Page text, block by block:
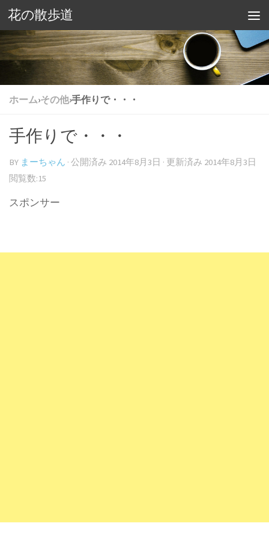
花の散歩道
ホーム›その他›手作りで・・・
手作りで・・・
BY まーちゃん · 公開済み 2014年8月3日 · 更新済み 2014年8月3日
閲覧数:15
スポンサー